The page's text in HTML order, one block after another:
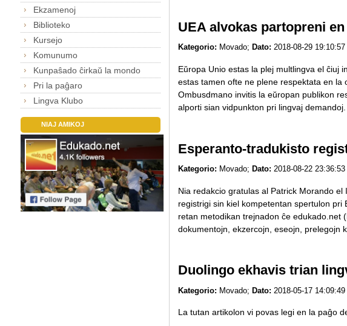
Ekzamenoj
Biblioteko
Kursejo
Komunumo
Kunpaŝado ĉirkaŭ la mondo
Pri la paĝaro
Lingva Klubo
NIAJ AMIKOJ
UEA alvokas partopreni
Kategorio: Movado; Dato: 2018-08-29 19:10:57
Eŭropa Unio estas la plej multlingva el ĉiuj
estas tamen ofte ne plene respektata en la
Ombusdmano invitis la eŭropan publikon
alporti sian vidpunkton pri lingvaj
Esperanto-tradukisto
Kategorio: Movado; Dato: 2018-08-22 23:36:53
Nia redakcio gratulas al Patrick Morando
registrigi sin kiel kompetentan spertulon
retan metodikan trejnadon ĉe edukado.net
dokumentojn, ekzercojn, eseojn, prelegojn
Duolingo ekhavis trian
Kategorio: Movado; Dato: 2018-05-17 14:09:49
La tutan artikolon vi povas legi en la paĝo